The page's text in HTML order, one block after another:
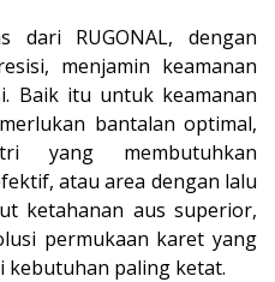
dari RUGONAL, dengan
menjamin keamanan
Baik itu untuk keamanan
bantalan optimal,
yang membutuhkan
atau area dengan lalu
ketahanan aus superior,
permukaan karet yang
kebutuhan paling ketat.